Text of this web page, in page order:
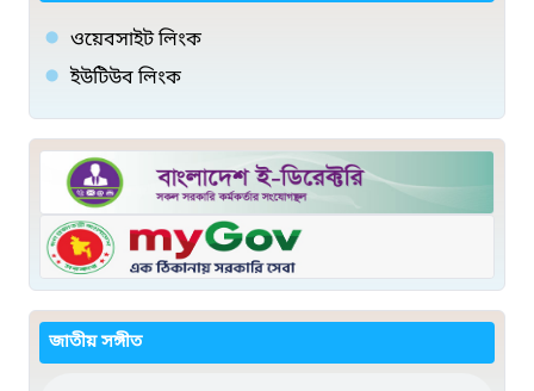
ওয়েবসাইট লিংক
ইউটিউব লিংক
জাতীয় সঙ্গীত